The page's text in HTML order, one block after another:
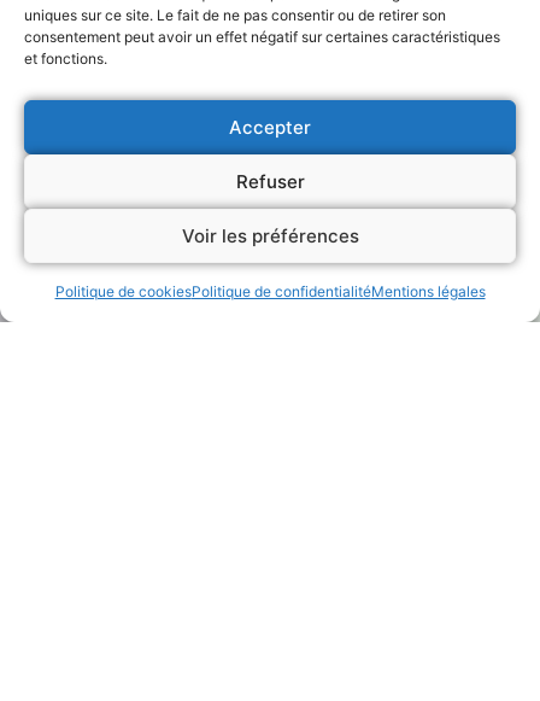
uniques sur ce site. Le fait de ne pas consentir ou de retirer son
consentement peut avoir un effet négatif sur certaines caractéristiques
et fonctions.
Accepter
Refuser
Voir les préférences
Politique de cookiesPolitique de confidentialitéMentions légales